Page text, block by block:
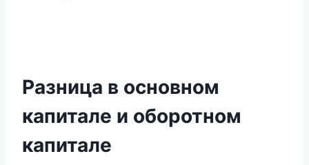
Разница в основном
капитале и оборотном
капитале